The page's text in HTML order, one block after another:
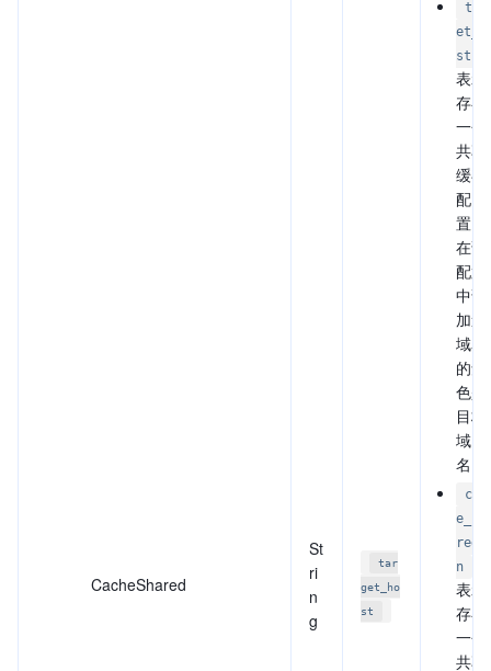
CacheShared
St
ri
n
g
tar
get_ho
st
st
表示
存在
一个
共享
缓存
配
置，
在该
配置
中该
加速
域名
的角
色是
目标
域
名。
n
表示
存在
一个
共享